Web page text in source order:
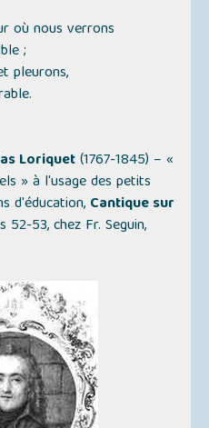
où nous verrons
;
pleurons,
Loriquet(1767-1845) –«
»à l'usage des petits
d'éducation, Cantique sur
52-53, chez Fr. Seguin,